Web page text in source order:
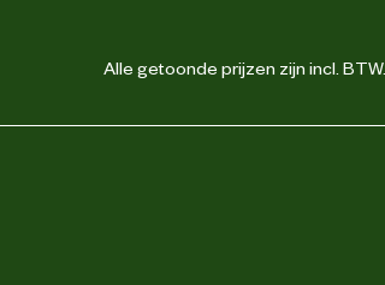
Alle getoonde prijzen zijn incl. BTW.